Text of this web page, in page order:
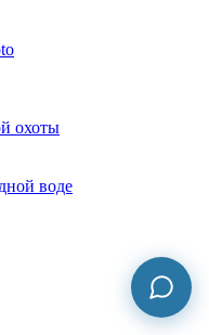
охоты
воде